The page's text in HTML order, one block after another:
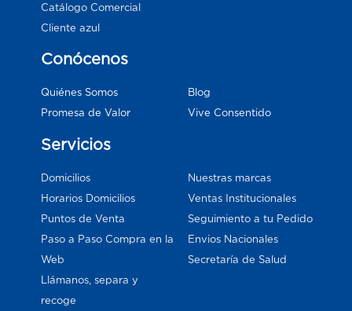
Catálogo Comercial
Cliente azul
Conócenos
Quiénes Somos
Promesa de Valor
Blog
Vive Consentido
Servicios
Domicilios
Horarios Domicilios
Puntos de Venta
Paso a Paso Compra en la
Web
Llámanos, separa y
recoge
Nuestras marcas
Ventas Institucionales
Seguimiento a tu Pedido
Envios Nacionales
Secretaría de Salud